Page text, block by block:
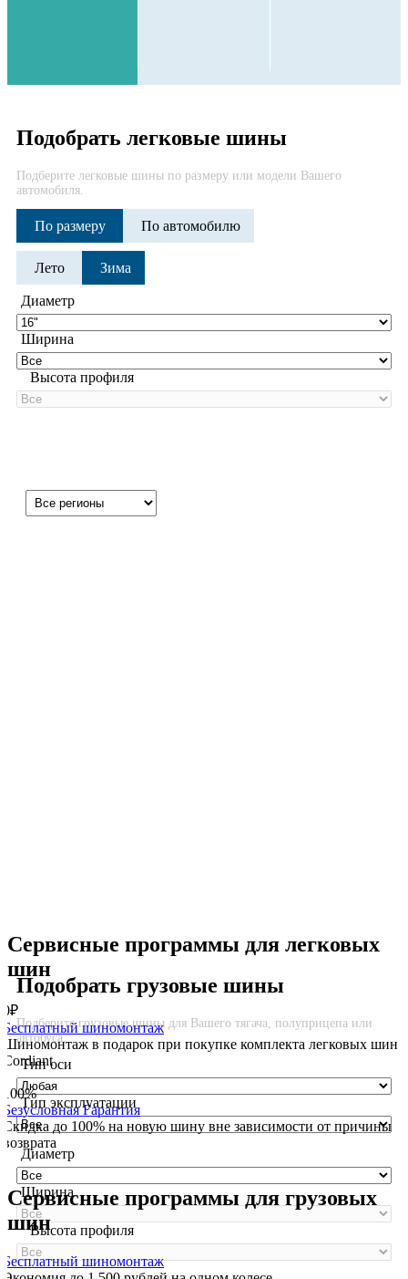
Подобрать легковые шины
Подберите легковые шины по размеру или модели Вашего
автомобиля.
По размеру По автомобилю
Лето Зима
Диаметр
Ширина
Высота профиля
Подобрать грузовые шины
Подберите грузовые шины для Вашего тягача, полуприцепа или
автобуса.
Тип оси
Тип эксплуатации
Диаметр
Ширина
Высота профиля
Сервисные программы для легковых
шин
0₽
Бесплатный шиномонтаж
Шиномонтаж в подарок при покупке комплекта легковых шин
Cordiant
100%
Безусловная Гарантия
Cкидка до 100% на новую шину вне зависимости от причины
возврата
Сервисные программы для грузовых
шин
Бесплатный шиномонтаж